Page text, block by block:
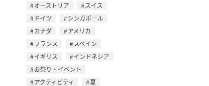
オーストリア
スイス
ドイツ
シンガポール
カナダ
アメリカ
フランス
スペイン
イギリス
インドネシア
お祭り・イベント
アクティビティ
夏